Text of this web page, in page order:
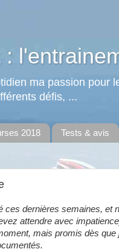
ma passion pour
défis, ...
2018 Tests & avis
ces dernières semaines, et
attendre avec
mais promis dès